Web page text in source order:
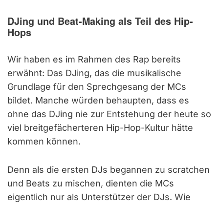
DJing und Beat-Making als Teil des Hip-
Hops
Wir haben es im Rahmen des Rap bereits
erwähnt: Das DJing, das die musikalische
Grundlage für den Sprechgesang der MCs
bildet. Manche würden behaupten, dass es
ohne das DJing nie zur Entstehung der heute so
viel breitgefächerteren Hip-Hop-Kultur hätte
kommen können.
Denn als die ersten DJs begannen zu scratchen
und Beats zu mischen, dienten die MCs
eigentlich nur als Unterstützer der DJs. Wie